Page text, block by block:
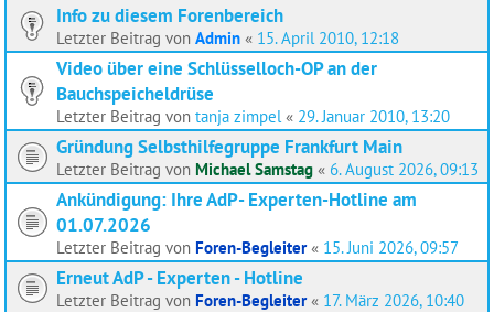
Info zu diesem Forenbereich
Letzter Beitrag von Admin « 15. April 2010, 12:18
Video über eine Schlüsselloch-OP an der
Bauchspeicheldrüse
Letzter Beitrag von tanja zimpel « 29. Januar 2010, 13:20
Gründung Selbsthilfegruppe Frankfurt Main
Letzter Beitrag von Michael Samstag « 6. August 2026, 09:13
Ankündigung: Ihre AdP- Experten-Hotline am
01.07.2026
Letzter Beitrag von Foren-Begleiter« 15. Juni 2026, 09:57
Erneut AdP - Experten - Hotline
Letzter Beitrag von Foren-Begleiter« 17. März 2026, 10:40